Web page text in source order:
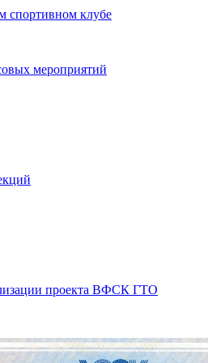
спортивном клубе
мероприятий
проекта ВФСК ГТО